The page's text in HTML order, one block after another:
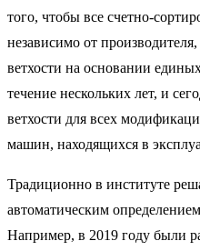
того, чтобы все счетно-
независимо от
ветхости на основании
течение нескольких лет, и
ветхости для всех
машин, находящихся в
Традиционно в институте
автоматическим
Например, в 2019 году были